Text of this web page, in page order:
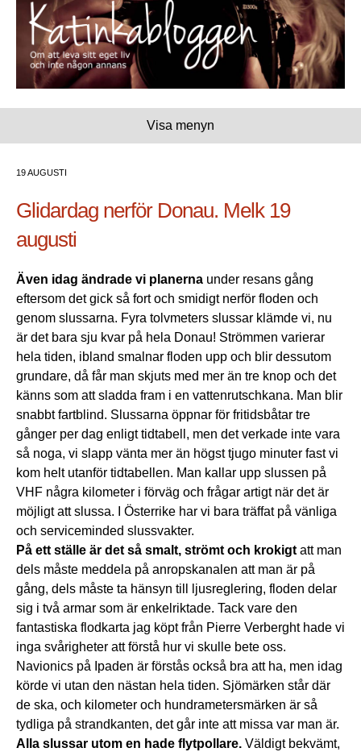
Visa menyn
19 AUGUSTI
Glidardag nerför Donau. Melk 19
augusti
Även idag ändrade vi planerna under resans gång
eftersom det gick så fort och smidigt nerför floden och
genom slussarna. Fyra tolvmeters slussar klämde vi, nu
är det bara sju kvar på hela Donau! Strömmen varierar
hela tiden, ibland smalnar floden upp och blir dessutom
grundare, då får man skjuts med mer än tre knop och det
känns som att sladda fram i en vattenrutschkana. Man blir
snabbt fartblind. Slussarna öppnar för fritidsbåtar tre
gånger per dag enligt tidtabell, men det verkade inte vara
så noga, vi slapp vänta mer än högst tjugo minuter fast vi
kom helt utanför tidtabellen. Man kallar upp slussen på
VHF några kilometer i förväg och frågar artigt när det är
möjligt att slussa. I Österrike har vi bara träffat på vänliga
och serviceminded slussvakter.
På ett ställe är det så smalt, strömt och krokigt att man
dels måste meddela på anropskanalen att man är på
gång, dels måste ta hänsyn till ljusreglering, floden delar
sig i två armar som är enkelriktade. Tack vare den
fantastiska flodkarta jag köpt från Pierre Verberght hade vi
inga svårigheter att förstå hur vi skulle bete oss.
Navionics på Ipaden är förstås också bra att ha, men idag
körde vi utan den nästan hela tiden. Sjömärken står där
de ska, och kilometer och hundrametersmärken är så
tydliga på strandkanten, det går inte att missa var man är.
Alla slussar utom en hade flytpollare. Väldigt bekvämt,